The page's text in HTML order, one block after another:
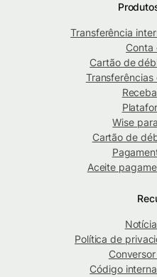
Transferência
Conta
Cartão de
Wise
Cartão de
Aceite
Política de
Código